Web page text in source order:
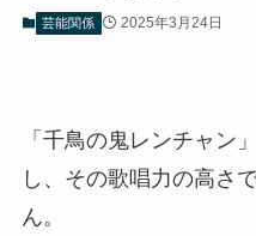
芸能関係 2025年3月24日
「千鳥の鬼レンチャン
し、その歌唱力の高さ
ん。